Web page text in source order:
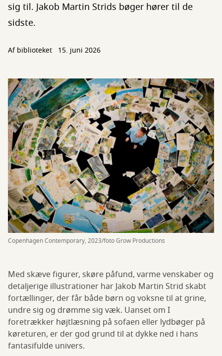
sig til. Jakob Martin Strids bøger hører til de
sidste.
Af biblioteket 15. juni 2026
Copenhagen Contemporary, 2023/foto Grow Productions
Med skæve figurer, skøre påfund, varme venskaber og
detaljerige illustrationer har Jakob Martin Strid skabt
fortællinger, der får både børn og voksne til at grine,
undre sig og drømme sig væk. Uanset om I
foretrækker højtlæsning på sofaen eller lydbøger på
køreturen, er der god grund til at dykke ned i hans
fantasifulde univers.